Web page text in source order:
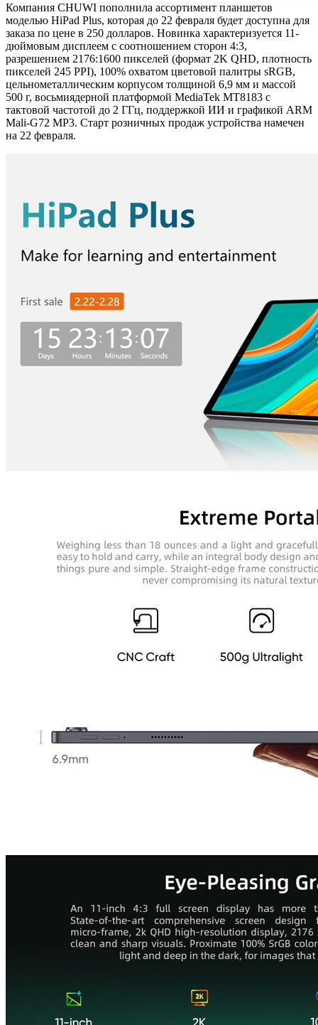
Компания CHUWI пополнила ассортимент планшетов
моделью HiPad Plus, которая до 22 февраля будет доступна для
заказа по цене в 250 долларов. Новинка характеризуется 11-
дюймовым дисплеем с соотношением сторон 4:3,
разрешением 2176:1600 пикселей (формат 2K QHD, плотность
пикселей 245 PPI), 100% охватом цветовой палитры sRGB,
цельнометаллическим корпусом толщиной 6,9 мм и массой
500 г, восьмиядерной платформой MediaTek MT8183 с
тактовой частотой до 2 ГГц, поддержкой ИИ и графикой ARM
Mali-G72 MP3. Старт розничных продаж устройства намечен
на 22 февраля.